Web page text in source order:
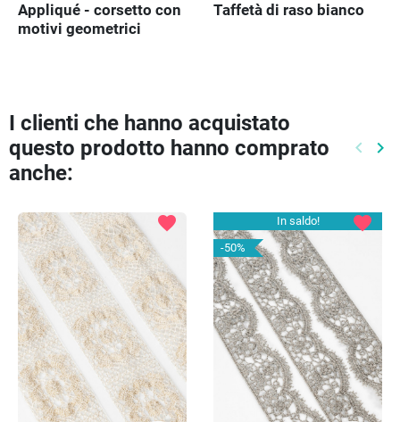
Appliqué - corsetto con
motivi geometrici
Taffetà di raso bianco
I clienti che hanno acquistato
questo prodotto hanno comprato
anche:
keyboard_arrow_left keyboard_arrow_right
favorite
In saldo!
-50%
favorite